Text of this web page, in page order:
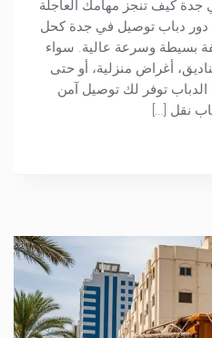
كيف تنجز مهامك العاجلة
دباب توصيل في جدة كحل
بسيطة وسرعة عالية. سواء
أغراض منزلية، أو حتى
توفر لك توصيل آمن
نقل […]